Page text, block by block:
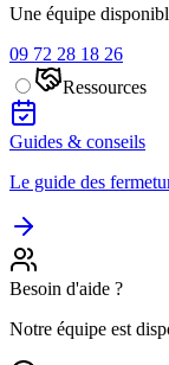
Une équipe
09 72 28 18 26
Ressources
Guides & conseils
Le guide des
Besoin d'aide ?
Notre équipe est